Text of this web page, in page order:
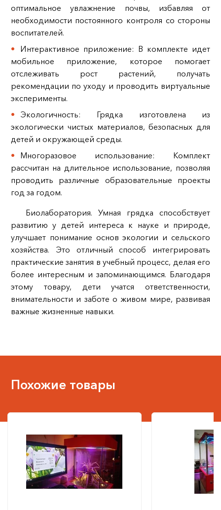
оптимальное увлажнение почвы, избавляя от
необходимости постоянного контроля со стороны
воспитателей.
Интерактивное приложение: В комплекте идет
мобильное приложение, которое помогает
отслеживать рост растений, получать
рекомендации по уходу и проводить виртуальные
эксперименты.
Экологичность: Грядка изготовлена из
экологически чистых материалов, безопасных для
детей и окружающей среды.
Многоразовое использование: Комплект
рассчитан на длительное использование, позволяя
проводить различные образовательные проекты
год за годом.
Биолаборатория. Умная грядка способствует
развитию у детей интереса к науке и природе,
улучшает понимание основ экологии и сельского
хозяйства. Это отличный способ интегрировать
практические занятия в учебный процесс, делая его
более интересным и запоминающимся. Благодаря
этому товару, дети учатся ответственности,
внимательности и заботе о живом мире, развивая
важные жизненные навыки.
Похожие товары